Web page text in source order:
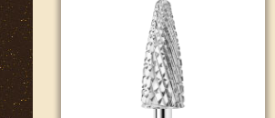
«Shark Blade», сине-
фиолетовая, 6 мм (KANV-
5013M-L)